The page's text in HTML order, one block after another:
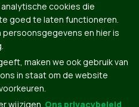
cookies die
goed te laten functioneren.
en hier is
maken we ook gebruik van
in staat om de website
wijzigen. Ons privacybeleid